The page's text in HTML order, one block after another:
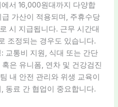
서 16,000원대까지 다양합
가산이 적용되며, 주휴수당
시 지급됩니다. 근무 시간대
조정되는 경우도 있습니다.
교통비 지원, 식대 또는 간단
은 유니폼, 연차 및 건강검진
내 안전 관리와 위생 교육이
동료 간 협업이 중요합니다.